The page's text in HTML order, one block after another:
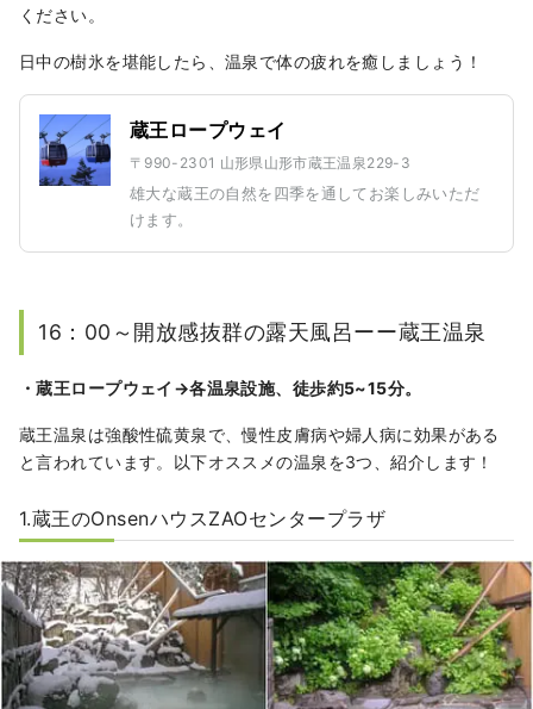
ください。
日中の樹氷を堪能したら、温泉で体の疲れを癒しましょう！
蔵王ロープウェイ
〒990-2301 山形県山形市蔵王温泉229-3
雄大な蔵王の自然を四季を通してお楽しみいただ
けます。
16：00～開放感抜群の露天風呂ーー蔵王温泉
・蔵王ロープウェイ→各温泉設施、徒歩約5~15分。
蔵王温泉は強酸性硫黄泉で、慢性皮膚病や婦人病に効果がある
と言われています。以下オススメの温泉を3つ、紹介します！
1.蔵王のOnsenハウスZAOセンタープラザ